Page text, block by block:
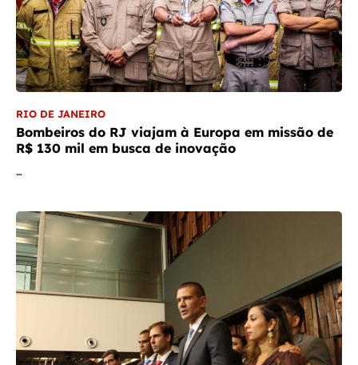
RIO DE JANEIRO
Bombeiros do RJ viajam à Europa em missão de
R$ 130 mil em busca de inovação
…